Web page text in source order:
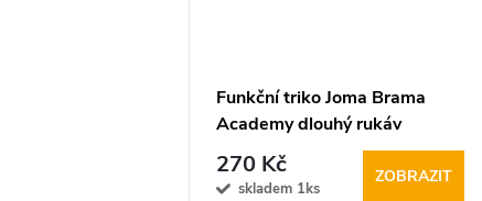
Funkční triko Joma Brama
Academy dlouhý rukáv
sv.modré vel.S-M
270 Kč
skladem 1ks
ZOBRAZIT